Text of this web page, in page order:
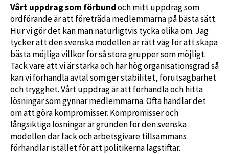
Vårt uppdrag som förbundoch mitt uppdrag som
ordförande är att företräda medlemmarna på bästa sätt.
Hur vi gör det kan man naturligtvis tycka olika om. Jag
tycker att den svenska modellen är rätt väg för att skapa
bästa möjliga villkor för så stora grupper som möjligt.
Tack vare att vi är starka och har hög organisationsgrad så
kan vi förhandla avtal som ger stabilitet, förutsägbarhet
och trygghet. Vårt uppdrag är att förhandla och hitta
lösningar som gynnar medlemmarna. Ofta handlar det
om att göra kompromisser. Kompromisser och
långsiktiga lösningar är grunden för den svenska
modellen där fack och arbetsgivare tillsammans
förhandlar istället för att politikerna lagstiftar.